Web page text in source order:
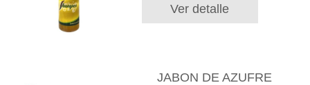
Ver detalle
JABON DE AZUFRE